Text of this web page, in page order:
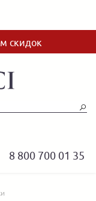
скидок
8 800 700 01 35